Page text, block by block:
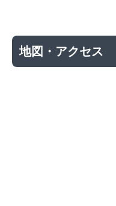
地図・アクセス